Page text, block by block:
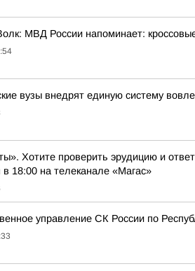
МВД России напоминает:
вузы внедрят единую систему
Хотите проверить эрудицию и
в 18:00 на телеканале «Магас»
управление СК России по